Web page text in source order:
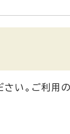
い。ご利用